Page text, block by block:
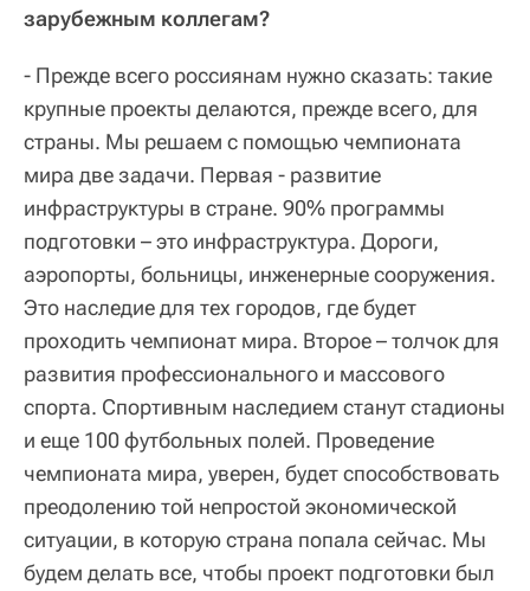
зарубежным коллегам?
- Прежде всего россиянам нужно сказать: такие
крупные проекты делаются, прежде всего, для
страны. Мы решаем с помощью чемпионата
мира две задачи. Первая - развитие
инфраструктуры в стране. 90% программы
подготовки – это инфраструктура. Дороги,
аэропорты, больницы, инженерные сооружения.
Это наследие для тех городов, где будет
проходить чемпионат мира. Второе – толчок для
развития профессионального и массового
спорта. Спортивным наследием станут стадионы
и еще 100 футбольных полей. Проведение
чемпионата мира, уверен, будет способствовать
преодолению той непростой экономической
ситуации, в которую страна попала сейчас. Мы
будем делать все, чтобы проект подготовки был